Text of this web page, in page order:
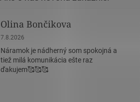
Olina Bončikova
Hodnotenie obchodu je 5 z 5 hviezdičiek.
7.8.2026
Náramok je nádherný som spokojná a
tiež milá komunikácia ešte raz
ďakujem🥰🥰🥰